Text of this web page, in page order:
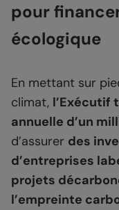
pour
écologique
En mettant sur
climat, l’Exécutif
annuelle d’un
d’assurer des
d’entreprises
projets
l’empreinte